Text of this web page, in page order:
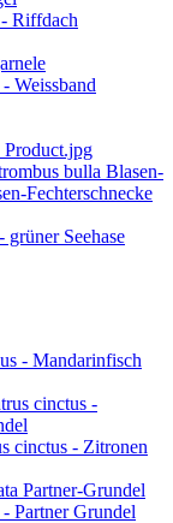
Riffdach
Weissband
bulla Blasen-
Fechterschnecke
Seehase
- Mandarinfisch
cinctus - Zitronen
Partner Grundel